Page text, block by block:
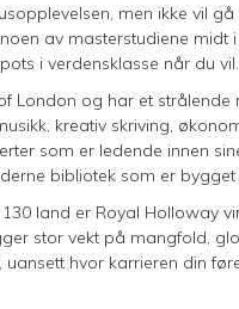
men ikke vil
av masterstudiene midt
i verdensklasse når du vil.
London og har et
kreativ skriving,
som er ledende innen
bibliotek som er
land er Royal Holloway
stor vekt på mangfold,
hvor karrieren din